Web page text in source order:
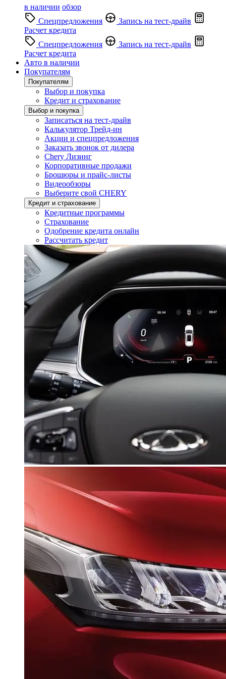
в наличии обзор
Спецпредложения
Запись на тест-драйв
Расчет кредита
Спецпредложения
Запись на тест-драйв
Расчет кредита
Авто в наличии
Покупателям
Покупателям
Выбор и покупка
Кредит и страхование
Выбор и покупка
Записаться на тест-драйв
Калькулятор Трейд-ин
Акции и спецпредложения
Заказать звонок от дилера
Chery Лизинг
Корпоративные продажи
Брошюры и прайс-листы
Видеообзоры
Выберите свой CHERY
Кредит и страхование
Кредитные программы
Страхование
Одобрение кредита онлайн
Рассчитать кредит